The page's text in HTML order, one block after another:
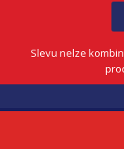
Slevu nelze